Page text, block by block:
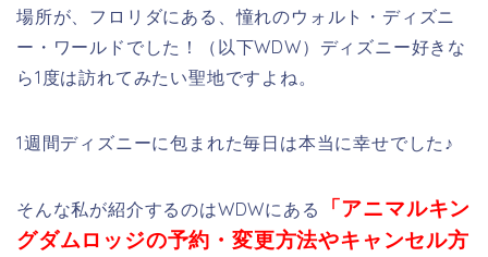
場所が、フロリダにある、憧れのウォルト・ディズニ
ー・ワールドでした！（以下WDW）ディズニー好きな
ら1度は訪れてみたい聖地ですよね。
1週間ディズニーに包まれた毎日は本当に幸せでした♪
そんな私が紹介するのはWDWにある
「アニマルキン
グダムロッジの予約・変更方法やキャンセル方